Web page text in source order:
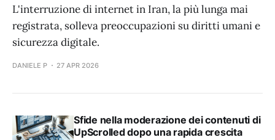
L'interruzione di internet in Iran, la più lunga mai
registrata, solleva preoccupazioni su diritti umani e
sicurezza digitale.
DANIELE P 27 APR 2026
Sfide nella moderazione dei contenuti di
UpScrolled dopo una rapida crescita